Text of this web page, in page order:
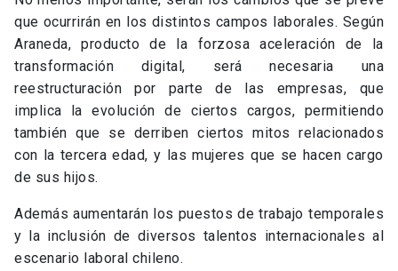
que ocurrirán en los distintos campos laborales. Según
Araneda, producto de la forzosa aceleración de la
transformación digital, será necesaria una
reestructuración por parte de las empresas, que
implica la evolución de ciertos cargos, permitiendo
también que se derriben ciertos mitos relacionados
con la tercera edad, y las mujeres que se hacen cargo
de sus hijos.
Además aumentarán los puestos de trabajo temporales
y la inclusión de diversos talentos internacionales al
escenario laboral chileno.